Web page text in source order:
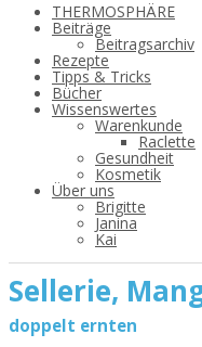
THERMOSPHÄRE
Beiträge
Beitragsarchiv
Rezepte
Tipps & Tricks
Bücher
Wissenswertes
Warenkunde
Raclette
Gesundheit
Kosmetik
Über uns
Brigitte
Janina
Kai
Sellerie,
doppelt ernten